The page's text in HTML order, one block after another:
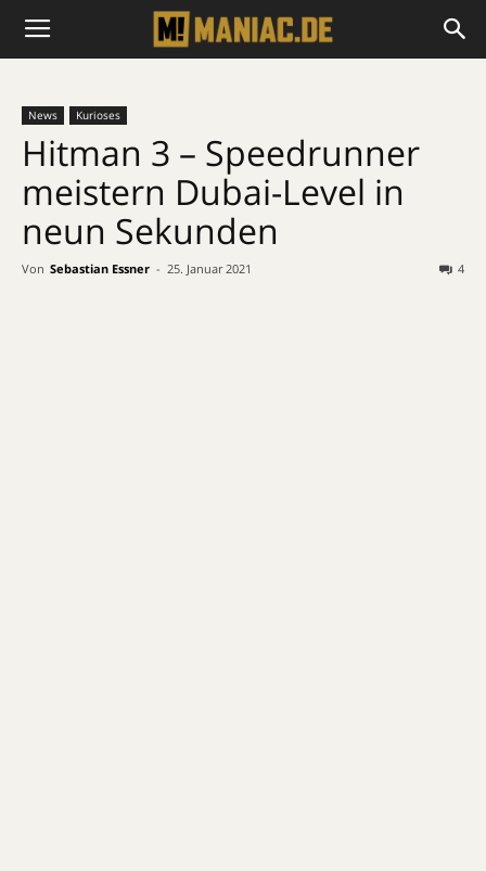
News Kurioses
Hitman 3 – Speedrunner
meistern Dubai-Level in
neun Sekunden
Von Sebastian Essner - 25. Januar 2021 4